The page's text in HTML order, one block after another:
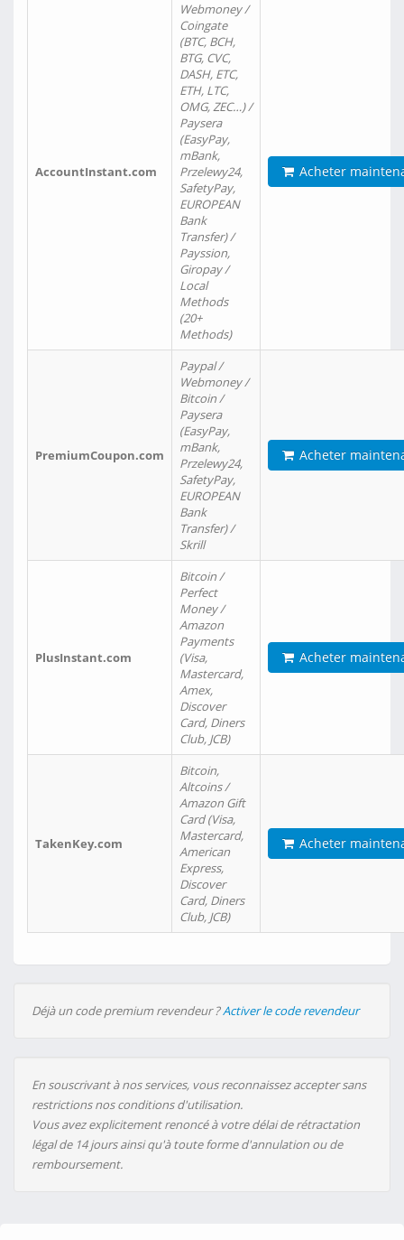
AccountInstant.com
Webmoney /
Coingate
(BTC, BCH,
BTG, CVC,
DASH, ETC,
ETH, LTC,
OMG, ZEC…) /
Paysera
(EasyPay,
mBank,
Przelewy24,
SafetyPay,
EUROPEAN
Bank
Transfer) /
Payssion,
Giropay /
Local
Methods
(20+
Methods)
Acheter
PremiumCoupon.com
Paypal /
Webmoney /
Bitcoin /
Paysera
(EasyPay,
mBank,
Przelewy24,
SafetyPay,
EUROPEAN
Bank
Transfer) /
Skrill
Acheter
PlusInstant.com
Bitcoin /
Perfect
Money /
Amazon
Payments
(Visa,
Mastercard,
Amex,
Discover
Card, Diners
Club, JCB)
Acheter
TakenKey.com
Bitcoin,
Altcoins /
Amazon Gift
Card (Visa,
Mastercard,
American
Express,
Discover
Card, Diners
Club, JCB)
Acheter
Déjà un code premium revendeur ?Activer le code revendeur
En souscrivant à nos services, vous reconnaissez accepter sans
restrictions nos conditions d'utilisation.
Vous avez explicitement renoncé à votre délai de rétractation
légal de 14 jours ainsi qu'à toute forme d'annulation ou de
remboursement.